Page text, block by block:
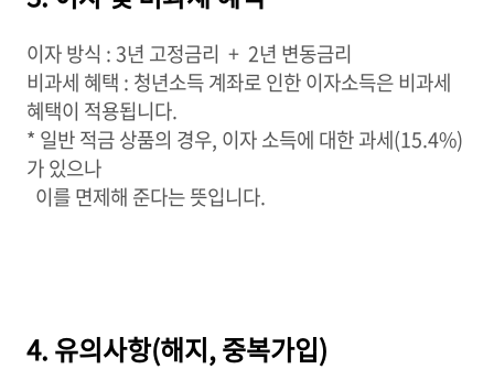
이자 방식 : 3년 고정금리 + 2년 변동금리
비과세 혜택 : 청년소득 계좌로 인한 이자소득은 비과세
혜택이 적용됩니다.
* 일반 적금 상품의 경우, 이자 소득에 대한 과세(15.4%)
가 있으나
이를 면제해 준다는 뜻입니다.
4. 유의사항(해지, 중복가입)